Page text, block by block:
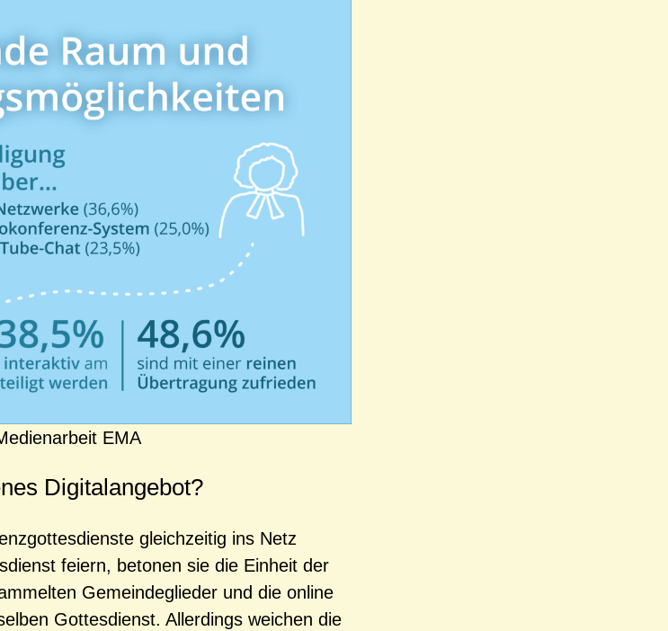
EMA
Digitalangebot?
gleichzeitig ins Netz
feiern, betonen sie die Einheit der
Gemeindeglieder und die online
Gottesdienst. Allerdings weichen die